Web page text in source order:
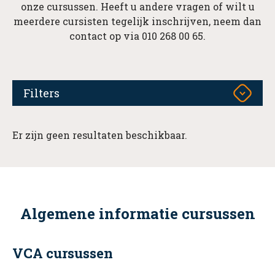
onze cursussen. Heeft u andere vragen of wilt u
meerdere cursisten tegelijk inschrijven, neem dan
contact op via 010 268 00 65.
Filters
Er zijn geen resultaten beschikbaar.
Algemene informatie cursussen
VCA cursussen